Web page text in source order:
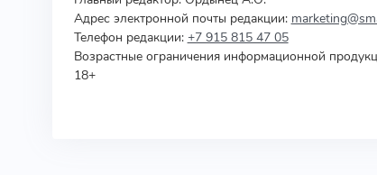
Адрес электронной почты редакции:
Телефон редакции: +7 915 815 47 05
Возрастные ограничения информационной
18+